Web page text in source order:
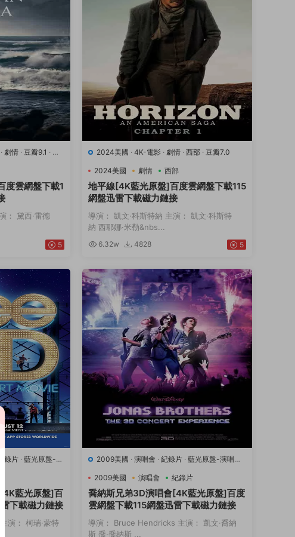
· 劇情 · 豆瓣9.1 · 運
度雲網盤下載1
： 黛西·雷德
5
2024美國 · 4K-電影 · 劇情 · 西部 · 豆瓣7.0
2024美國 劇情 西部
地平線[4K藍光原盤]百度雲網盤下載115
網盤迅雷下載磁力鏈接
導演： 凱文·科斯特納 主演： 凱文·科斯特
納 西耶娜·米勒&nbs...
6.32w 4828 5
紀錄片 · 藍光原盤-演
藍光原盤]百
下載磁力鏈接
演： 柯瑞·蒙特
2009美國 · 演唱會 · 紀錄片 · 藍光原盤-演唱會
2009美國
演唱會 紀錄片
喬納斯兄弟3D演唱會[4K藍光原盤]百度
雲網盤下載115網盤迅雷下載磁力鏈接
導演： Bruce Hendricks 主演： 凱文·喬納
斯 喬·喬納斯 ...